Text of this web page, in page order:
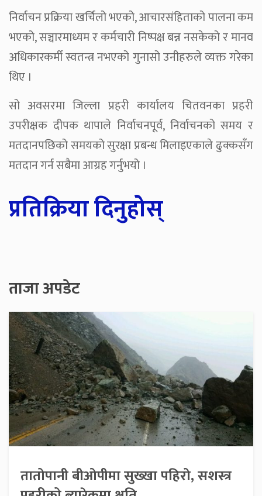
निर्वाचन प्रक्रिया खर्चिलो भएको, आचारसंहिताको पालना कम
भएको, सञ्चारमाध्यम र कर्मचारी निष्पक्ष बन्न नसकेको र मानव
अधिकारकर्मी स्वतन्त्र नभएको गुनासो उनीहरुले व्यक्त गरेका
थिए ।
सो अवसरमा जिल्ला प्रहरी कार्यालय चितवनका प्रहरी
उपरीक्षक दीपक थापाले निर्वाचनपूर्व, निर्वाचनको समय र
मतदानपछिको समयको सुरक्षा प्रबन्ध मिलाइएकाले ढुक्कसँग
मतदान गर्न सबैमा आग्रह गर्नुभयो ।
प्रतिक्रिया दिनुहोस्
ताजा अपडेट
तातोपानी बीओपीमा सुख्खा पहिरो, सशस्त्र